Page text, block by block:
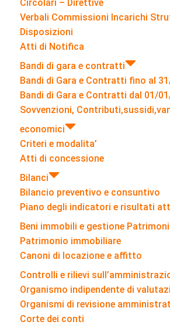
Circolari – Direttive
Verbali Commissioni Incarichi
Disposizioni
Atti di Notifica
Bandi di gara e contratti
Bandi di Gara e Contratti fino al
Bandi di Gara e Contratti dal 01/
Sovvenzioni,
economici
Criteri e modalita’
Atti di concessione
Bilanci
Bilancio preventivo e consuntivo
Piano degli indicatori e risultati
Beni immobili e gestione
Patrimonio immobiliare
Canoni di locazione e affitto
Controlli e rilievi
Organismo indipendente di
Organismi di revisione
Corte dei conti